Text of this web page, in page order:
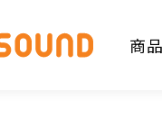
商